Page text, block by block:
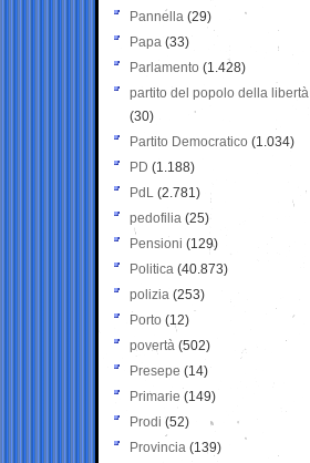
Pannella (29)
Papa (33)
Parlamento (1.428)
partito del popolo della libertà
(30)
Partito Democratico (1.034)
PD (1.188)
PdL (2.781)
pedofilia (25)
Pensioni (129)
Politica (40.873)
polizia (253)
Porto (12)
povertà (502)
Presepe (14)
Primarie (149)
Prodi (52)
Provincia (139)